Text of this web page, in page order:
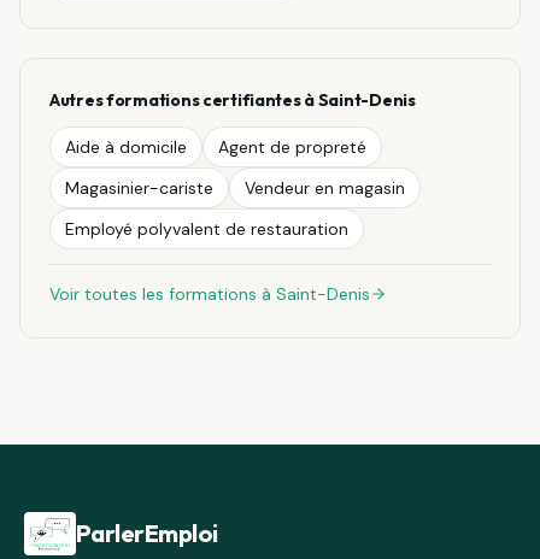
Autres formations certifiantes àSaint-Denis
Aide à domicile
Agent de propreté
Magasinier-cariste
Vendeur en magasin
Employé polyvalent de restauration
Voir toutes les formations à Saint-Denis
Pied de pageParlerEmploi